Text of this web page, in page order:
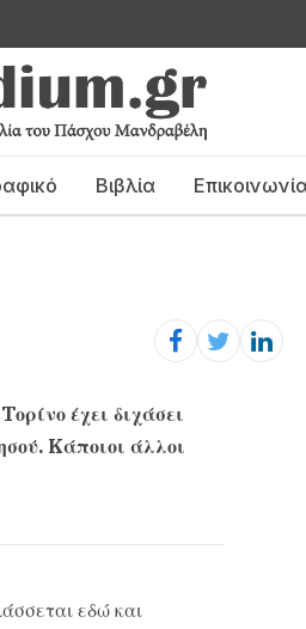
Βιβλία
έχει διχάσει
Kάποιοι άλλοι
εδώ και